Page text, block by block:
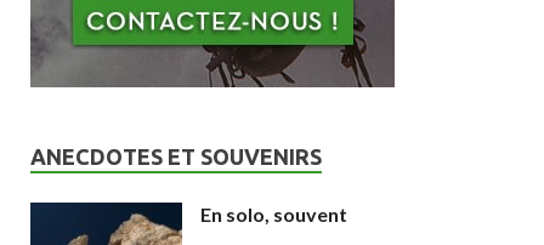
ANECDOTES ET SOUVENIRS
En solo, souvent